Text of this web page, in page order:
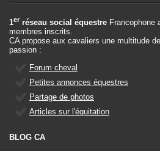
1er réseau social équestre Francophone
membres inscrits.
CA propose aux cavaliers une multitude de
passion :
Forum cheval
Petites annonces équestres
Partage de photos
Articles sur l'équitation
BLOG CA